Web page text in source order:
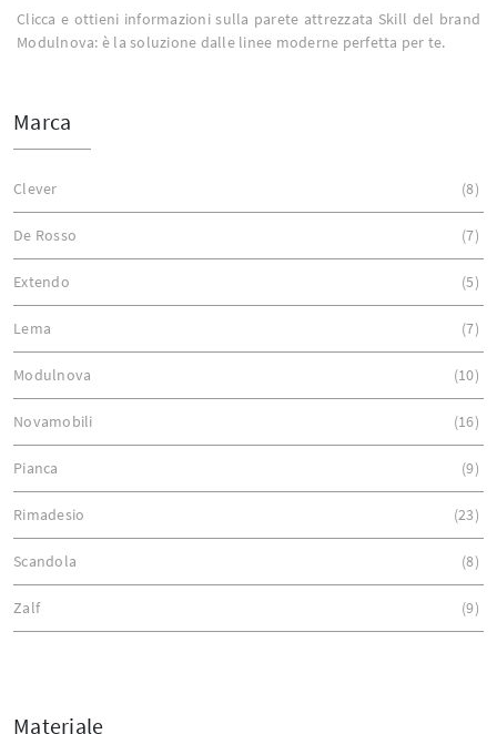
Clicca e ottieni informazioni sulla parete attrezzata Skill del brand
Modulnova: è la soluzione dalle linee moderne perfetta per te.
Marca
Clever 8
De Rosso 7
Extendo 5
Lema 7
Modulnova 10
Novamobili 16
Pianca 9
Rimadesio 23
Scandola 8
Zalf 9
Materiale